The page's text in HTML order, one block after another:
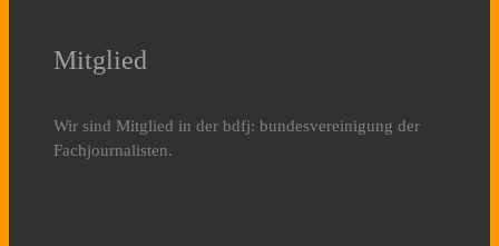
Mitglied
Wir sind Mitglied in der bdfj: bundesvereinigung der
Fachjournalisten.